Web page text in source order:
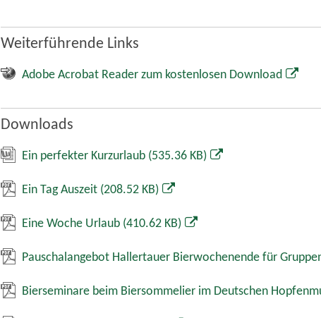
Weiterführende Links
Adobe Acrobat Reader zum kostenlosen Download
Downloads
Ein perfekter Kurzurlaub (535.36 KB)
Ein Tag Auszeit (208.52 KB)
Eine Woche Urlaub (410.62 KB)
Pauschalangebot Hallertauer Bierwochenende für
Bierseminare beim Biersommelier im Deutschen